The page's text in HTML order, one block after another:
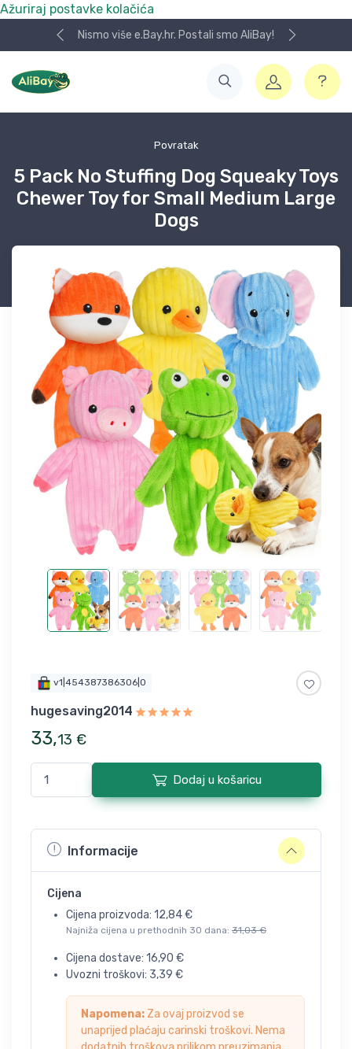
Ažuriraj postavke kolačića
Nismo više e.Bay.hr. Postali smo AliBay!
Povratak
5 Pack No Stuffing Dog Squeaky Toys
Chewer Toy for Small Medium Large
Dogs
v1|454387386306|0
hugesaving2014
33,13 €
Dodaj u košaricu
Informacije
Cijena
Cijena proizvoda: 12,84€
Najniža cijena u prethodnih 30 dana: 31,03 €
Cijena dostave: 16,90 €
Uvozni troškovi: 3,39 €
Napomena: Za ovaj proizvod se
unaprijed plaćaju carinski troškovi. Nema